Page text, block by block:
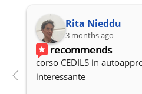
Rita Nieddu
3 months ago
recommends
corso CEDILS in
interessante